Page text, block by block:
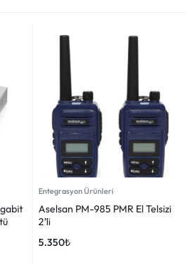
Entegrasyon Ürünleri
Aselsan PM-985 PMR El Telsizi
2’li
5.350₺